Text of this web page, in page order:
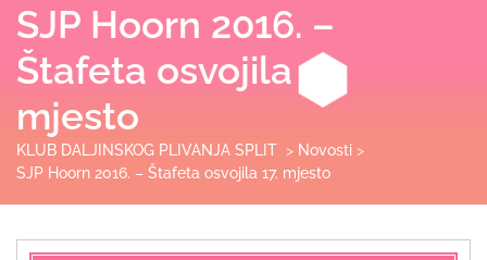
SJP Hoorn 2016. –
Štafeta osvojila 17.
mjesto
KLUB DALJINSKOG PLIVANJA SPLIT > Novosti >
SJP Hoorn 2016. – Štafeta osvojila 17. mjesto